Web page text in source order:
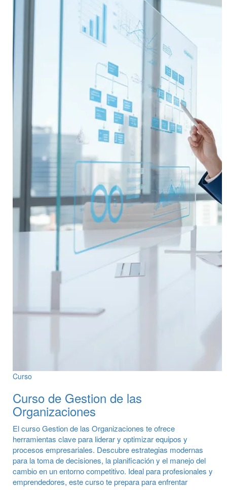
Curso
Curso de Gestion de las
Organizaciones
El curso Gestion de las Organizaciones te ofrece
herramientas clave para liderar y optimizar equipos y
procesos empresariales. Descubre estrategias modernas
para la toma de decisiones, la planificación y el manejo del
cambio en un entorno competitivo. Ideal para profesionales y
emprendedores, este curso te prepara para enfrentar